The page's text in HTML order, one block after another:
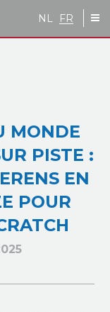
NL FR
MONDE
PISTE :
EN
POUR